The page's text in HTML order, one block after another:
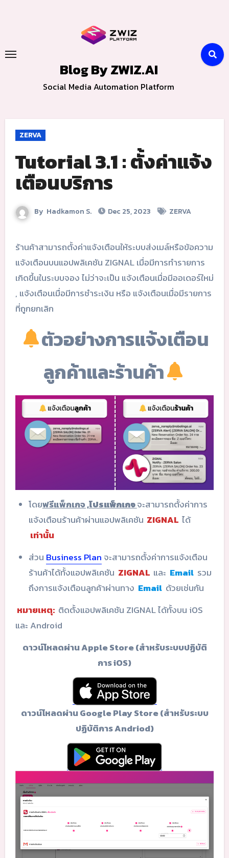
Blog By ZWIZ.AI
Social Media Automation Platform
ZERVA
Tutorial 3.1 : ตั้งค่าแจ้ง
เตือนบริการ
By Hadkamon S. Dec 25, 2023 ZERVA
ร้านค้าสามารถตั้งค่าแจ้งเตือนให้ระบบส่งเมล์หรือข้อความ
แจ้งเตือนบนแอปพลิเคชัน ZIGNAL เมื่อมีการทำรายการ
เกิดขึ้นในระบบจอง ไม่ว่าจะเป็น แจ้งเตือนเมื่อมีออเดอร์ใหม่
, แจ้งเตือนเมื่อมีการชำระเงิน หรือ แจ้งเตือนเมื่อมีรายการ
ที่ถูกยกเลิก
ตัวอย่างการแจ้งเตือน
ลูกค้าและร้านค้า
โดยฟรีแพ็กเกจ ,โปรแพ็กเกจจะสามารถตั้งค่าการ
แจ้งเตือนร้านค้าผ่านแอปพลิเคชัน ZIGNAL ได้
เท่านั้น
ส่วน Business Plan จะสามารถตั้งค่าการแจ้งเตือน
ร้านค้าได้ทั้งแอปพลิเคชัน ZIGNAL และ Email รวม
ถึงการแจ้งเตือนลูกค้าผ่านทาง Email ด้วยเช่นกัน
หมายเหตุ: ติดตั้งแอปพลิเคชัน ZIGNAL ได้ทั้งบน iOS
และ Android
ดาวน์โหลดผ่าน Apple Store (สำหรับระบบปฏิบัติ
การ iOS)
ดาวน์โหลดผ่าน Google Play Store (สำหรับระบบ
ปฏิบัติการ Andriod)